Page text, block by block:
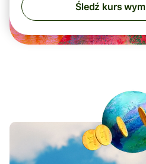
Śledź kurs